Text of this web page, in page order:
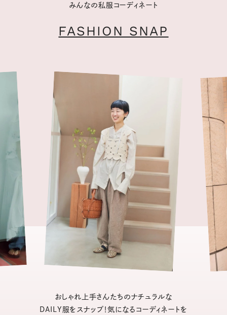
みんなの私服コーディネート
FASHION SNAP
おしゃれ上手さんたちのナチュラルな
DAILY服をスナップ！気になるコーディネートを